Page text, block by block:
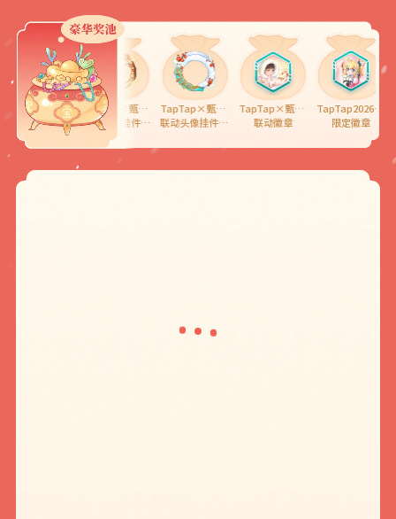
十六声
春礼包
TapTap×甄嬛传
联动头像挂件 逆风解意
TapTap×甄嬛传
联动徽章
TapTap2026新春会
限定徽章